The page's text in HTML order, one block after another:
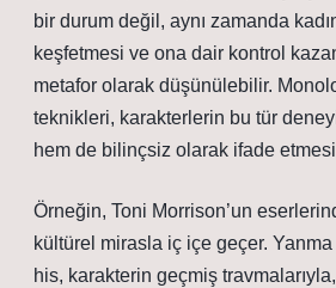
bir durum değil, aynı zamanda
keşfetmesi ve ona dair kontrol
metafor olarak düşünülebilir.
teknikleri, karakterlerin bu tür
hem de bilinçsiz olarak ifade
Örneğin, Toni Morrison’un
kültürel mirasla iç içe geçer.
his, karakterin geçmiş